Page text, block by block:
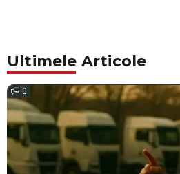
Ultimele Articole
0